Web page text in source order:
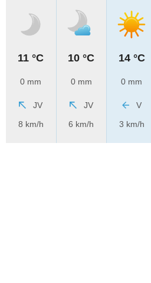
11 °C
0 mm
JV
8 km/h
10 °C
0 mm
JV
6 km/h
14 °C
0 mm
V
3 km/h